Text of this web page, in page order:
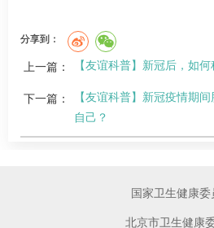
分享到：
上一篇： 【友谊科普】新冠后，如
下一篇：
【友谊科普】新冠疫情期
自己？
国家卫生健康委
北京市卫生健康